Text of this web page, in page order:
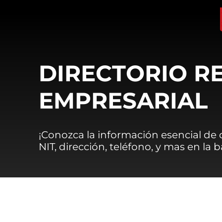
DIRECTORIO
EMPRESARIAL
¡Conozca la información esencial
NIT, dirección, teléfono, y mas en la